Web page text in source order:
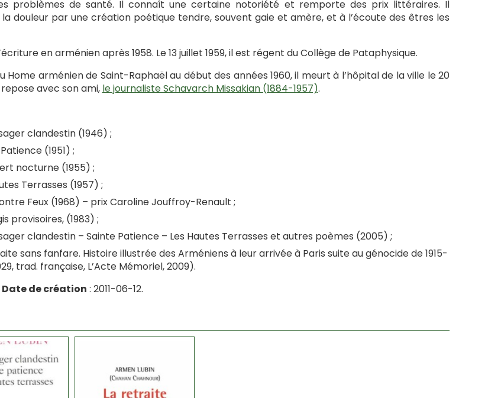
problèmes de santé. Il connaît une certaine notoriété et remporte des prix littéraires. Il
douleur par une création poétique tendre, souvent gaie et amère, et à l’écoute des êtres les
en arménien après 1958. Le 13 juillet 1959, il est régent du Collège de Pataphysique.
Home arménien de Saint-Raphaël au début des années 1960, il meurt à l’hôpital de la ville le 20
repose avec son ami, le journaliste Schavarch Missakian (1884-1957).
clandestin (1946) ;
(1951) ;
nocturne (1955) ;
Terrasses (1957) ;
Feux (1968) – prix Caroline Jouffroy-Renault ;
provisoires, (1983) ;
clandestin – Sainte Patience – Les Hautes Terrasses et autres poèmes (2005) ;
sans fanfare. Histoire illustrée des Arméniens à leur arrivée à Paris suite au génocide de 1915-
trad. française, L’Acte Mémoriel, 2009).
Date de création : 2011-06-12.